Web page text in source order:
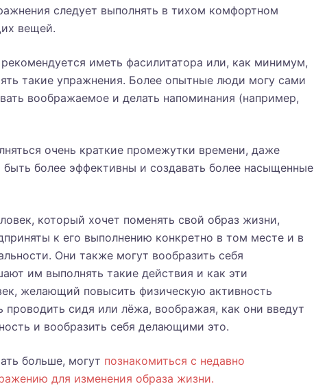
следует выполнять в тихом комфортном
вещей.
иметь фасилитатора или, как минимум,
такие упражнения. Более опытные люди могу сами
воображаемое и делать напоминания (например,
очень краткие промежутки времени, даже
более эффективны и создавать более насыщенные
который хочет поменять свой образ жизни,
к его выполнению конкретно в том месте и в
Они также могут вообразить себя
им выполнять такие действия и как эти
желающий повысить физическую активность
сидя или лёжа, воображая, как они введут
и вообразить себя делающими это.
больше, могут познакомиться с недавно
для изменения образа жизни.